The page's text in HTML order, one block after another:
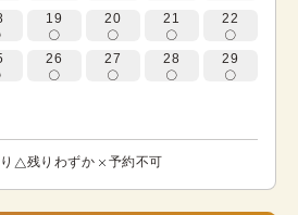
19 20 21 22
26 27 28 29
残りわずか 予約不可